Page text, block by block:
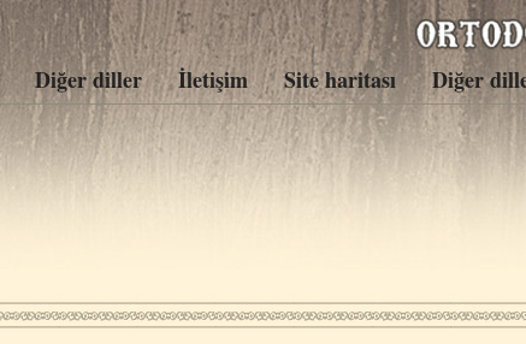
Diğer diller İletişim Site haritası Diğer